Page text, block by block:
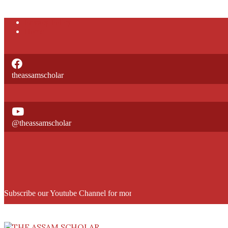
Skip
theassamscholar
@theassamscholar
Subscribe our Youtube Channel for more informative videos